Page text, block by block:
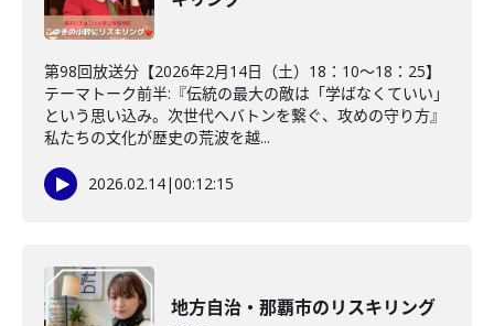
第98回放送分【2026年2月14日（土）18：10～18：25】
テーマトーク前半:『伝統の最大の敵は「学ばなくていい」
という思い込み。次世代へバトンを繋ぐ、攻めの守り方』
私たちの文化が歴史の荒波を越...
2026.02.14|00:12:15
地方自治・那覇市のリスキリング